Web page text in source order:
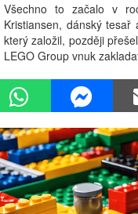
Všechno to začalo v
Kristiansen, dánský tesař
který založil, později
LEGO Group vnuk